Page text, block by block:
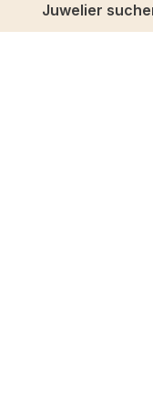
Juwelier